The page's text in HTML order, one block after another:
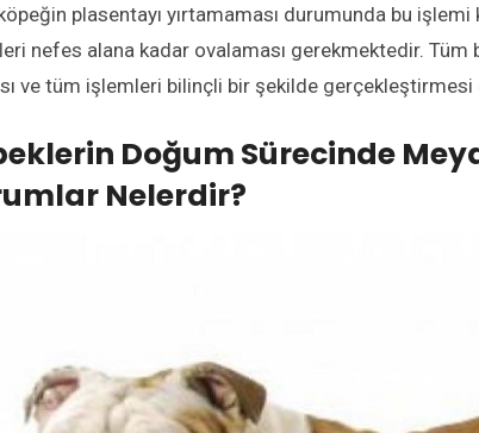
plasentayı yırtamaması durumunda bu
nefes alana kadar ovalaması gerekmektedir.
ve tüm işlemleri bilinçli bir şekilde
Doğum Sürecinde
Nelerdir?